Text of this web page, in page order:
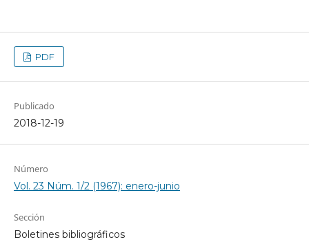
PDF
Publicado
2018-12-19
Número
Vol. 23 Núm. 1/2 (1967): enero-junio
Sección
Boletines bibliográficos